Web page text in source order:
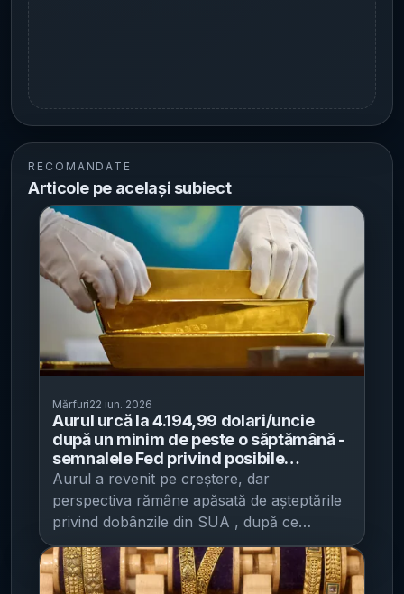
RECOMANDATE
Articole pe același subiect
Mărfuri22 iun. 2026
Aurul urcă la 4.194,99 dolari/uncie
după un minim de peste o săptămână -
semnalele Fed privind posibile
majorări de dobândă mențin presiunea
pe metal
Aurul a revenit pe creștere, dar
perspectiva rămâne apăsată de așteptările
privind dobânzile din SUA , după ce
petrolul s-a ieftinit pe fondul semnalelor de
progres în discuțiile SUA–Iran , potrivit
Reuters . Metalul prețios a recuperat după